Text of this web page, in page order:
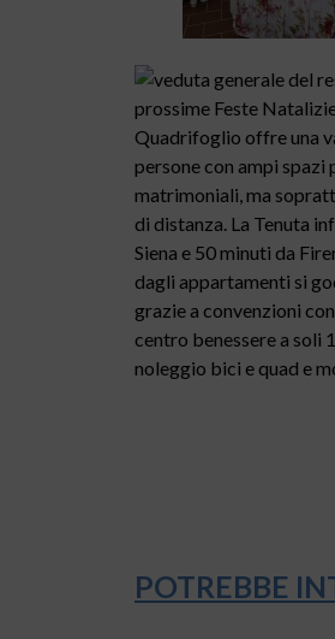
prossime Feste
Quadrifoglio offre una
persone con ampi
matrimoniali, ma
di distanza. La Tenuta
Siena e 50 minuti da
dagli appartamenti si
grazie a convenzioni
centro benessere a soli
noleggio bici e quad e
POTREBBE